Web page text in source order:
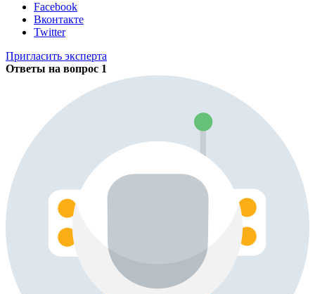
Facebook
Вконтакте
Twitter
Пригласить эксперта
Ответы на вопрос 1